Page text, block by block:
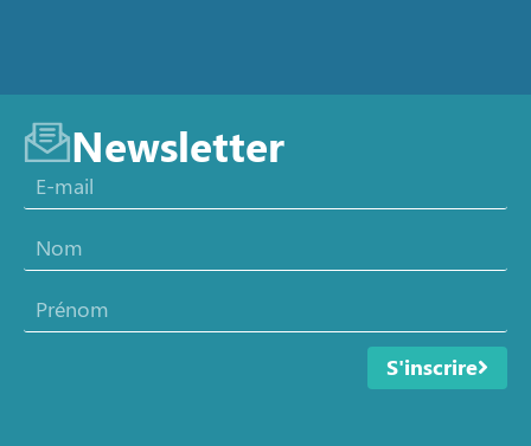
Newsletter
S'inscrire